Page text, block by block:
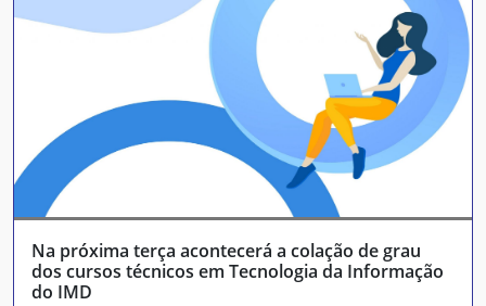
Na próxima terça acontecerá a colação de grau
dos cursos técnicos em Tecnologia da Informação
do IMD